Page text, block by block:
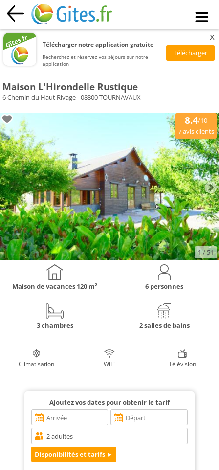
Télécharger notre application gratuite
Recherchez et réservez vos séjours sur notre
application
x
Maison L'Hirondelle Rustique
6 Chemin du Haut Rivage - 08800 TOURNAVAUX
8.4/10
7avis clients
1/ 51
Maison de vacances 120 m² 6 personnes
3 chambres 2 salles de bains
Climatisation WiFi Télévision
Ajoutez vos dates pour obtenir le tarif